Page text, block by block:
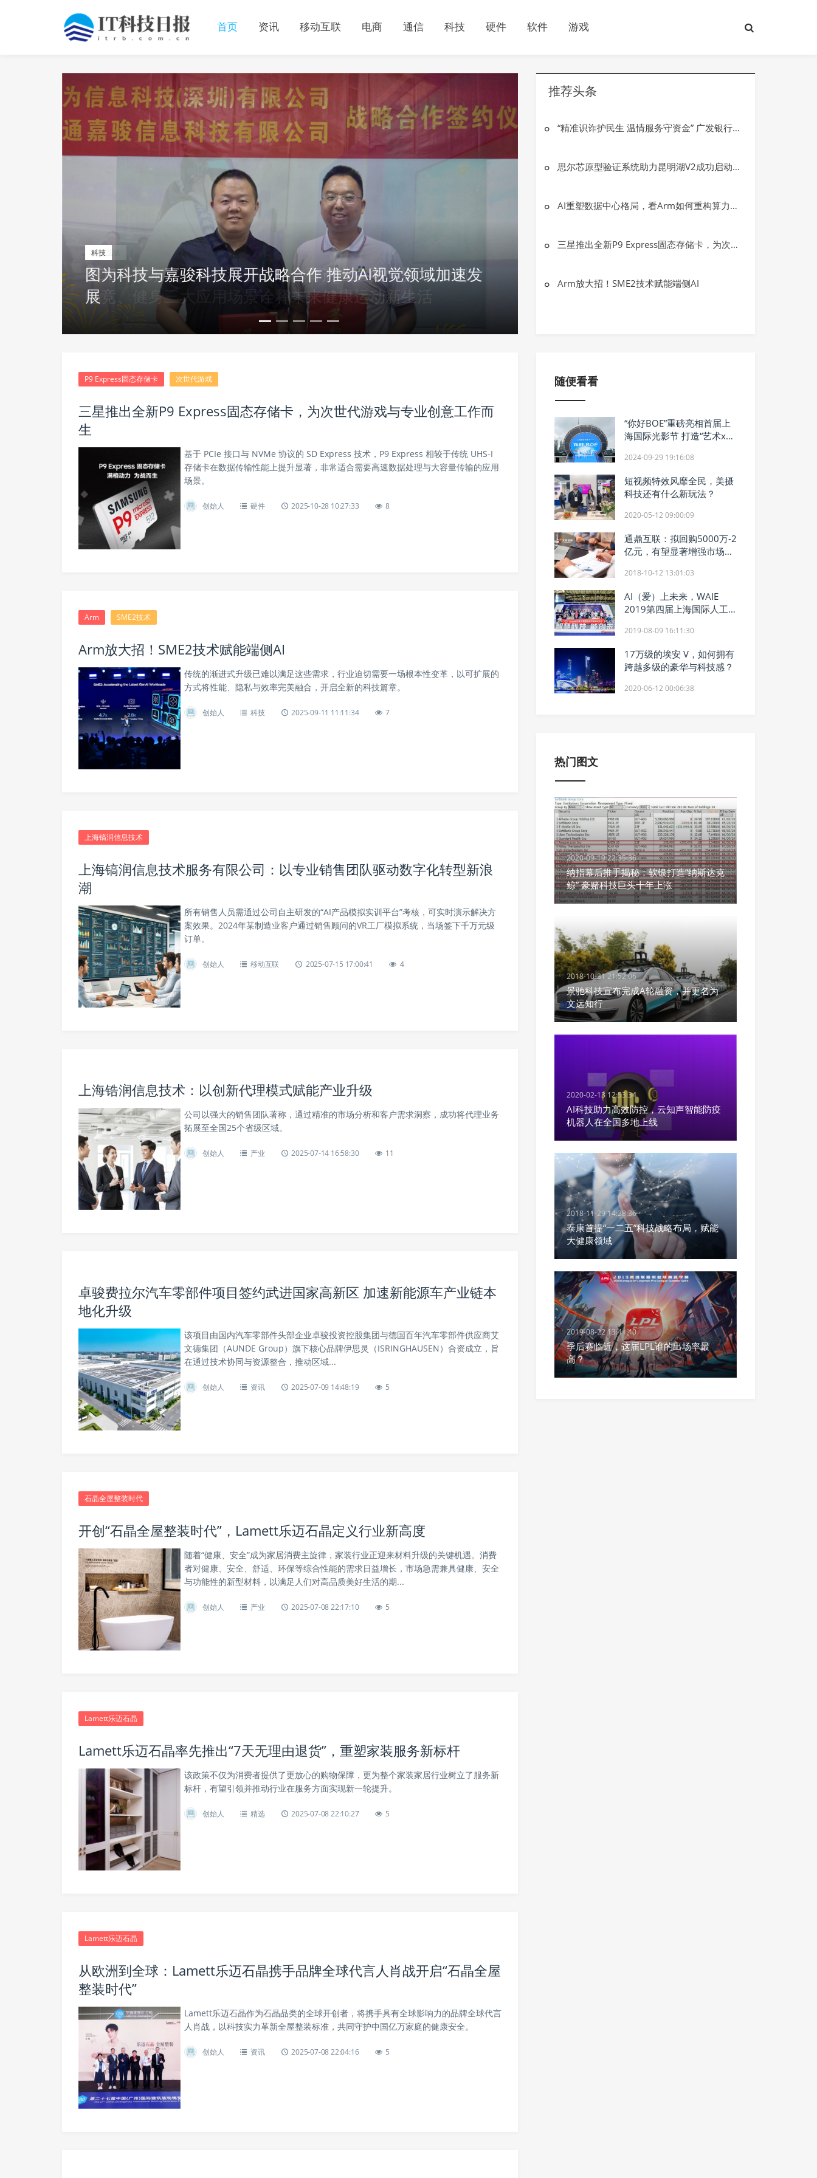
首页 资讯 移动互联 电商 通信 科技 硬件 软件 游戏
移动互联
BOE（京东方）领先科技赋能体育产业全面向新 以击剑、
电竞、健身三大应用场景诠释未来健康运动新生活
BOE·IPC电竞大赛暨BOE无畏杯S2完
推荐头条
“精准识诈护民生 温情服务守资金” 广发银行大庆龙南支行成功拦截一起电信网络诈骗案件
思尔芯原型验证系统助力昆明湖V2成功启动GUI OpenEuler
AI重塑数据中心格局，看Arm如何重构算力基础设施新形态
三星推出全新P9 Express固态存储卡，为次世代游戏与专业创意工作而生
Arm放大招！SME2技术赋能端侧AI
P9 Express固态存储卡 次世代游戏
三星推出全新P9 Express固态存储卡，为次世代游戏与专业创意工作而
生
基于 PCIe 接口与 NVMe 协议的 SD Express 技术，P9 Express 相较于传统 UHS-I
存储卡在数据传输性能上提升显著，非常适合需要高速数据处理与大容量传输的应用
场景。
创始人 硬件 2025-10-28 10:27:33 8
Arm SME2技术
Arm放大招！SME2技术赋能端侧AI
传统的渐进式升级已难以满足这些需求，行业迫切需要一场根本性变革，以可扩展的
方式将性能、隐私与效率完美融合，开启全新的科技篇章。
创始人 科技 2025-09-11 11:11:34 7
上海镐润信息技术
上海镐润信息技术服务有限公司：以专业销售团队驱动数字化转型新浪
潮
所有销售人员需通过公司自主研发的“AI产品模拟实训平台”考核，可实时演示解决方
案效果。2024年某制造业客户通过销售顾问的VR工厂模拟系统，当场签下千万元级
订单。
创始人 移动互联 2025-07-15 17:00:41 4
上海锆润信息技术：以创新代理模式赋能产业升级
公司以强大的销售团队著称，通过精准的市场分析和客户需求洞察，成功将代理业务
拓展至全国25个省级区域。
创始人 产业 2025-07-14 16:58:30 11
卓骏费拉尔汽车零部件项目签约武进国家高新区 加速新能源车产业链本
地化升级
该项目由国内汽车零部件头部企业卓骏投资控股集团与德国百年汽车零部件供应商艾
文德集团（AUNDE Group）旗下核心品牌伊思灵（ISRINGHAUSEN）合资成立，旨
在通过技术协同与资源整合，推动区域...
创始人 资讯 2025-07-09 14:48:19 5
石晶全屋整装时代
开创“石晶全屋整装时代”，Lamett乐迈石晶定义行业新高度
随着“健康、安全”成为家居消费主旋律，家装行业正迎来材料升级的关键机遇。消费
者对健康、安全、舒适、环保等综合性能的需求日益增长，市场急需兼具健康、安全
与功能性的新型材料，以满足人们对高品质美好生活的期...
创始人 产业 2025-07-08 22:17:10 5
Lamett乐迈石晶
Lamett乐迈石晶率先推出“7天无理由退货”，重塑家装服务新标杆
该政策不仅为消费者提供了更放心的购物保障，更为整个家装家居行业树立了服务新
标杆，有望引领并推动行业在服务方面实现新一轮提升。
创始人 精选 2025-07-08 22:10:27 5
Lamett乐迈石晶
从欧洲到全球：Lamett乐迈石晶携手品牌全球代言人肖战开启“石晶全屋
整装时代”
Lamett乐迈石晶作为石晶品类的全球开创者，将携手具有全球影响力的品牌全球代言
人肖战，以科技实力革新全屋整装标准，共同守护中国亿万家庭的健康安全。
创始人 资讯 2025-07-08 22:04:16 5
随便看看
“你好BOE”重磅亮相首届上
海国际光影节 打造“艺术x科
2024-09-29 19:16:08
短视频特效风靡全民，美摄
科技还有什么新玩法？
2020-05-12 09:00:09
通鼎互联：拟回购5000万-2
亿元，有望显著增强市场信
2018-10-12 13:01:03
AI（爱）上未来，WAIE
2019第四届上海国际人工
大会今天隆重开幕！
2019-08-09 16:11:30
17万级的埃安 V，如何拥有
跨越多级的豪华与科技感？
2020-06-12 00:06:38
热门图文
2020-09-19 22:35:36
纳指幕后推手揭秘：软银打造“纳斯达克
鲸” 豪赌科技巨头十年上涨
2018-10-31 21:52:06
景驰科技宣布完成A轮融资，并更名为
文远知行
2020-02-13 12:53:34
AI科技助力高效防控，云知声智能防疫
机器人在全国多地上线
2018-11-29 14:28:36
泰康首提“一二五”科技战略布局，赋能
大健康领域
2019-08-22 13:41:40
季后赛临近，这届LPL谁的出场率最
高？